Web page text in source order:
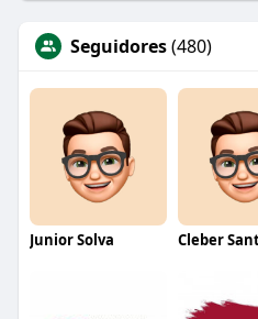
Seguidores(480)
Junior Solva